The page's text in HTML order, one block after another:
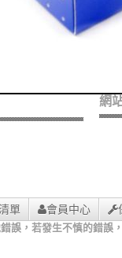
網
單 會員中心
誤，若發生不慎的錯誤